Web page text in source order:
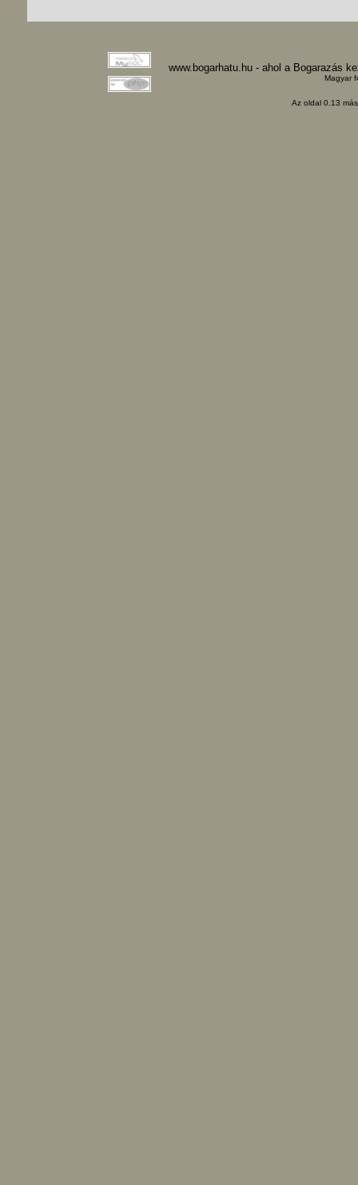
www.bogarhatu.hu - ahol a Bogarazás
Magyar
Az oldal 0.13